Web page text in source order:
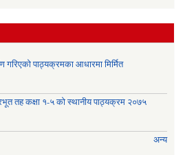
गरिएको पाठ्यक्रमका आधारमा मिर्मित
तह कक्षा १-५ को स्थानीय पाठ्यक्रम २०७५
अन्य